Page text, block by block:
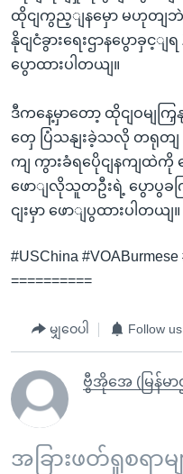
ထိုငျကွည့ျနမှော မဟုတျ
နိုငျငံခွားရေးဌာနပွောခှင့ျ
ပွောထားပါတယျ။
ဒီကနေ့မှာတော့ ထိုငျဝမျက
တှေ ပြံသနျးခဲ့သလို တရုတ
ကျ ကွားခံရပေိုငျနကျထဲ
ဖောျလိုသူတဦးရဲ့ ပွောပွခ
ငျးမှာ ဖောျပွထားပါတယျ။
#USChina
==========
မျှဝေပါ Follow us
ဗွီအိုအေ (မြန်မာ
အခြားဖတ်ရှုစရာမျ